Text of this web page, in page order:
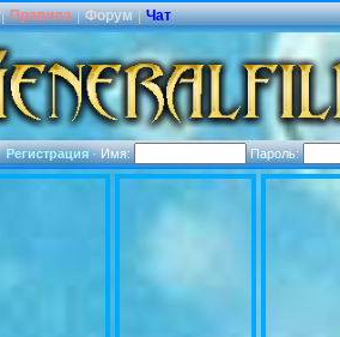
| Правила | Форум | Чат
Регистрация·Имя: Пароль: